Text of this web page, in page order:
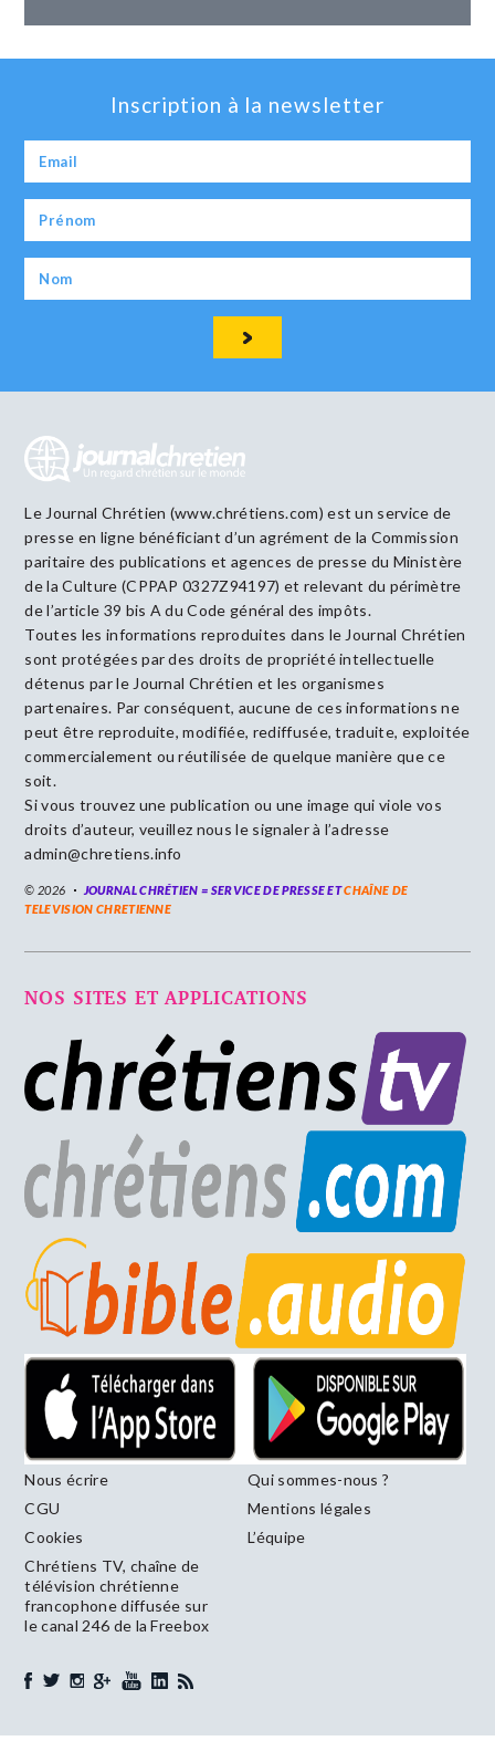
Inscription à la newsletter
Le Journal Chrétien (www.chrétiens.com) est un service de
presse en ligne bénéficiant d’un agrément de la Commission
paritaire des publications et agences de presse du Ministère
de la Culture (CPPAP 0327Z94197) et relevant du périmètre
de l’article 39 bis A du Code général des impôts.
Toutes les informations reproduites dans le Journal Chrétien
sont protégées par des droits de propriété intellectuelle
détenus par le Journal Chrétien et les organismes
partenaires. Par conséquent, aucune de ces informations ne
peut être reproduite, modifiée, rediffusée, traduite, exploitée
commercialement ou réutilisée de quelque manière que ce
soit.
Si vous trouvez une publication ou une image qui viole vos
droits d’auteur, veuillez nous le signaler à l’adresse
admin@chretiens.info
© 2026 JOURNAL CHRÉTIEN = SERVICE DE PRESSE ETCHAÎNE DE
TELEVISION CHRETIENNE
NOS SITES ET APPLICATIONS
Nous écrire
Qui sommes-nous ?
CGU
Mentions légales
Cookies
L’équipe
Chrétiens TV, chaîne de
télévision chrétienne
francophone diffusée sur
le canal 246 de la Freebox